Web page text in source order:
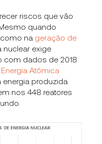
riscos que vão
quando
na geração de
nuclear exige
com dados de 2018
Atômica
energia produzida
nos 448 reatores